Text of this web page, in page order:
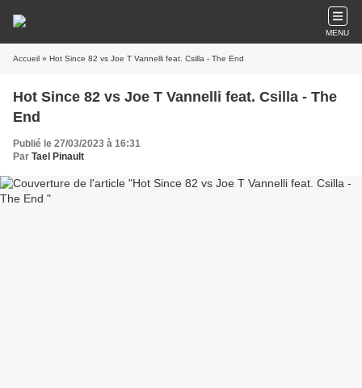
MENU
Accueil » Hot Since 82 vs Joe T Vannelli feat. Csilla - The End
Hot Since 82 vs Joe T Vannelli feat. Csilla - The
End
Publié le 27/03/2023 à 16:31
Par Tael Pinault